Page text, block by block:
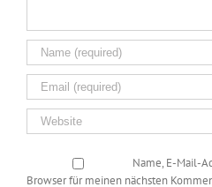
Name, E-Mail-
Browser für meinen nächsten